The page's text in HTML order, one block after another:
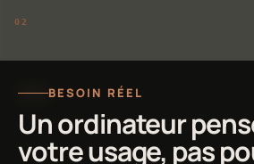
BESOIN RÉEL
Un ordinateur
votre usage, pas